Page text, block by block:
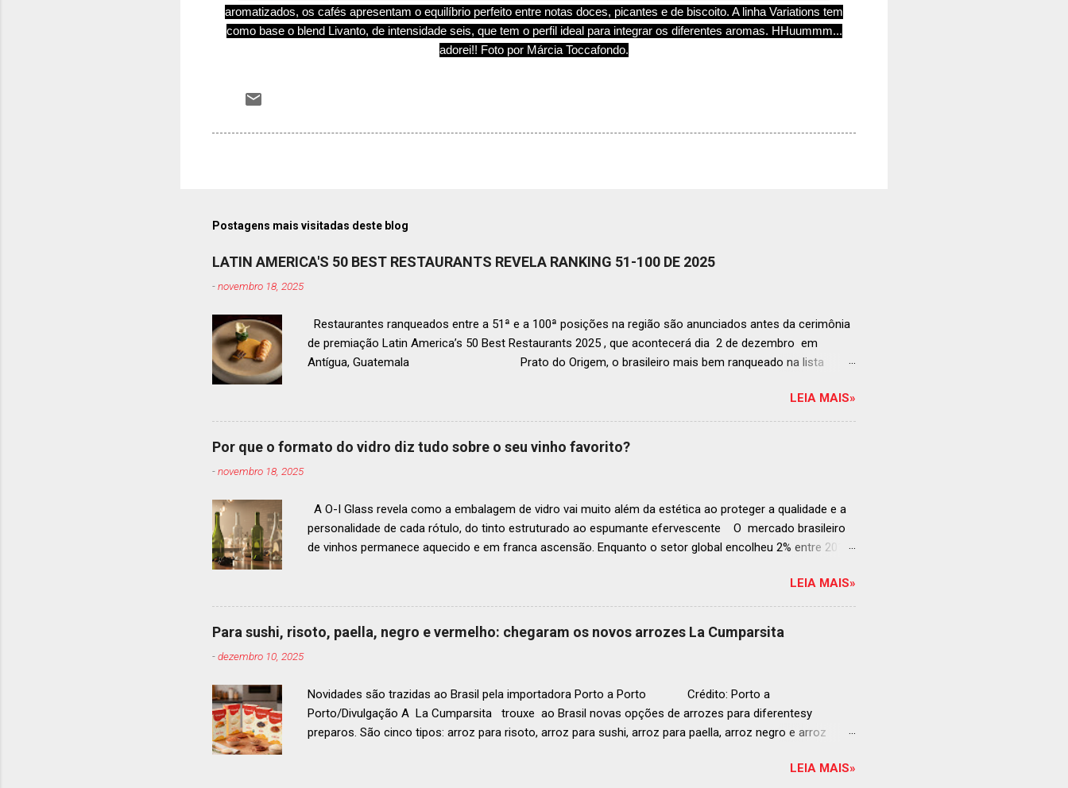
aromatizados, os cafés apresentam o equilíbrio perfeito entre notas doces, picantes e de biscoito. A linha Variations tem
como base o blend Livanto, de intensidade seis, que tem o perfil ideal para integrar os diferentes aromas. HHuummm...
adorei!! Foto por Márcia Toccafondo.
Postagens mais visitadas deste blog
LATIN AMERICA'S 50 BEST RESTAURANTS REVELA RANKING 51-100 DE 2025
-novembro 18, 2025
Restaurantes ranqueados entre a 51ª e a 100ª posições na região são anunciados antes da cerimônia
de premiação Latin America’s 50 Best Restaurants 2025 , que acontecerá dia 2 de dezembro em
Antígua, Guatemala Prato do Origem, o brasileiro mais bem ranqueado na lista
ranqueados nas posições No.51 a No.100,em celebração ao panorama vibrante e diversificado da
gastronomia de toda a região. A lista expandida demonstra o empenho da organização em reconhecer
um espectro mais amplo de talentos gastronômicos e prepara o palco para a grande revelação da
LEIA MAIS»
Por que o formato do vidro diz tudo sobre o seu vinho favorito?
-novembro 18, 2025
A O-I Glass revela como a embalagem de vidro vai muito além da estética ao proteger a qualidade e a
personalidade de cada rótulo, do tinto estruturado ao espumante efervescente O mercado brasileiro
de vinhos permanece aquecido e em franca ascensão. Enquanto o setor global encolheu 2% entre 2019
até 2029, de acordo com a consultoria Euromonitor. É neste cenário de taças cheias e expansão
contínua que a O-I Glass, líder mundial na fabricação de embalagens de vidro, se posiciona como
parceira essencial da indústria e consumidores e desvenda o segredo por trás da embalagem perfeita
para cada tipo de vinho. Se você pensava que garrafa de vinho era tudo igual, prepare-se para
LEIA MAIS»
Para sushi, risoto, paella, negro e vermelho: chegaram os novos arrozes La Cumparsita
-dezembro 10, 2025
Novidades são trazidas ao Brasil pela importadora Porto a Porto Crédito: Porto a
Porto/Divulgação A La Cumparsita trouxe ao Brasil novas opções de arrozes para diferentesy
preparos. São cinco tipos: arroz para risoto, arroz para sushi, arroz para paella, arroz negro e arroz
. Os arrozes são produzidos na Itália e distribuídos pela Porto a Porto. Em práticas embalagens de 500
LEIA MAIS»